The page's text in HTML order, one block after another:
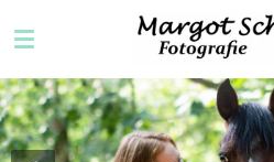
direct
naar
de
hoofdinhoud